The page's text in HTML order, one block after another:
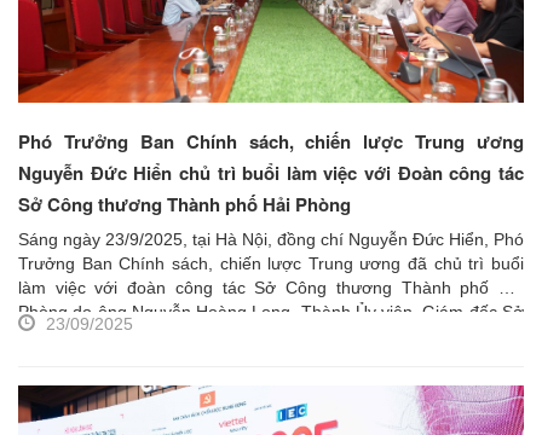
nghiên cứu Viện Nghiên cứu Chính sách và Chiến lược.
Phó Trưởng Ban Chính sách, chiến lược Trung ương
Nguyễn Đức Hiển chủ trì buổi làm việc với Đoàn công tác
Sở Công thương Thành phố Hải Phòng
Sáng ngày 23/9/2025, tại Hà Nội, đồng chí Nguyễn Đức Hiển, Phó
Trưởng Ban Chính sách, chiến lược Trung ương đã chủ trì buổi
làm việc với đoàn công tác Sở Công thương Thành phố Hải
Phòng do ông Nguyễn Hoàng Long, Thành Ủy viên, Giám đốc Sở
làm Trưởng đoàn. Tham dự có đồng chí Trần Thị Hồng Minh,
đại diện một số đơn vị của Viện Nghiên cứu Chính sách và Chiến
lược...
23/09/2025